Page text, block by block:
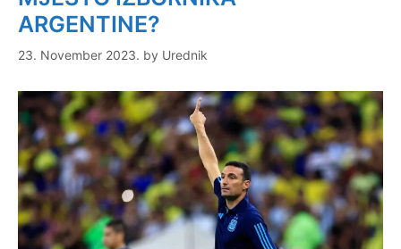
ARGENTINE?
23. November 2023. by Urednik